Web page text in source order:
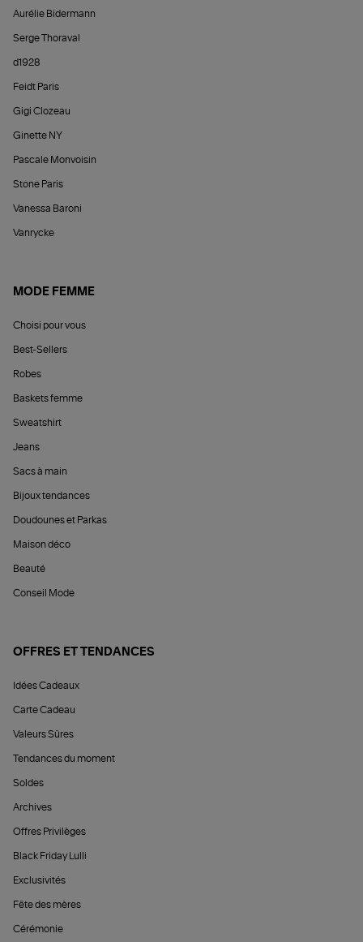
Aurélie Bidermann
Serge Thoraval
d1928
Feidt Paris
Gigi Clozeau
Ginette NY
Pascale Monvoisin
Stone Paris
Vanessa Baroni
Vanrycke
MODE FEMME
Choisi pour vous
Best-Sellers
Robes
Baskets femme
Sweatshirt
Jeans
Sacs à main
Bijoux tendances
Doudounes et Parkas
Maison déco
Beauté
Conseil Mode
OFFRES ET TENDANCES
Idées Cadeaux
Carte Cadeau
Valeurs Sûres
Tendances du moment
Soldes
Archives
Offres Privilèges
Black Friday Lulli
Exclusivités
Fête des mères
Cérémonie